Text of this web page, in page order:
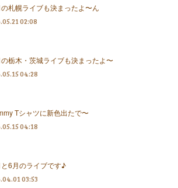
の札幌ライブも決まったよ〜ん
02:08
の栃木・茨城ライブも決まったよ〜
04:28
Tシャツに新色出たで〜
04:18
と6月のライブです♪
03:53